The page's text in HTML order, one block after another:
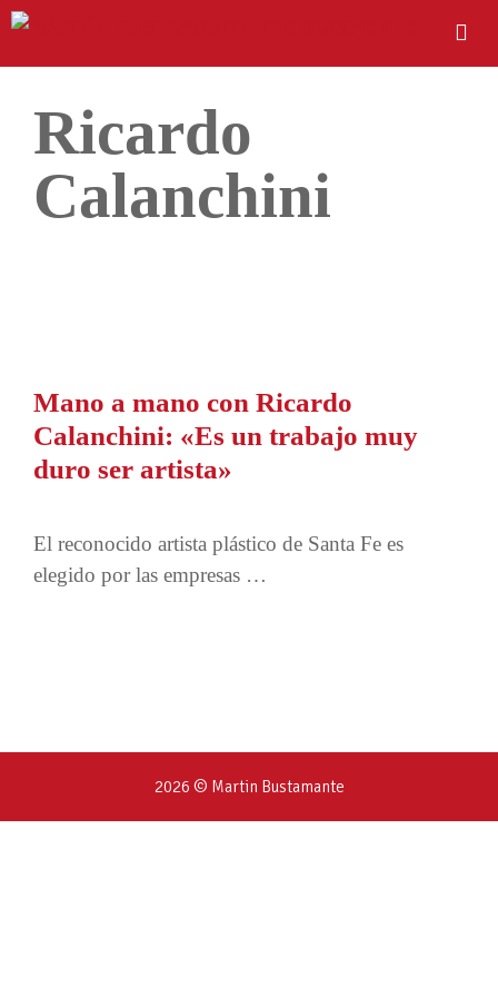
Ricardo
Calanchini
Mano a mano con Ricardo
Calanchini: «Es un trabajo muy
duro ser artista»
El reconocido artista plástico de Santa Fe es
elegido por las empresas …
2026 © Martin Bustamante